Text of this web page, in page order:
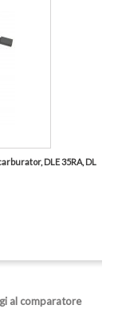
DLE 35RA, DL
al comparatore